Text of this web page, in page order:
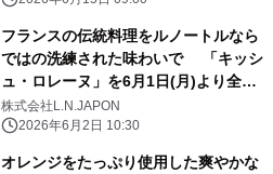
フランスの伝統料理をルノートルなら
ではの洗練された味わいで 「キッシ
ュ・ロレーヌ」を6月1日(月)より全店
舗で発売
株式会社L.N.JAPON
2026年6月2日 10:30
オレンジをたっぷり使用した爽やかな